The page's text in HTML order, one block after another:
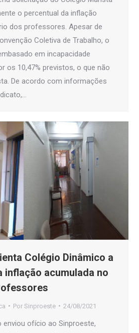
o percentual da inflação
dos professores. Apesar de
Coletiva de Trabalho, o
em incapacidade
os 10,47% previstos, o que não
De acordo com informações
Colégio Dinâmico a
inflação acumulada no
Por Sinproeste 24/08/2021
enviou ofício ao Sinproeste,